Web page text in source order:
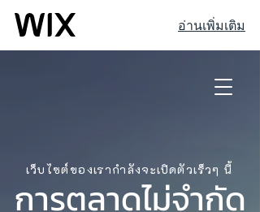
อ่านเพิ่มเติม